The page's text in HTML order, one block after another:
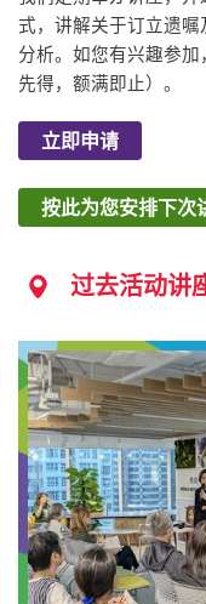
式，讲解关于订立遗
分析。如您有兴趣参
先得，额满即止）。
立即申请
按此为您安排下次
过去活动讲